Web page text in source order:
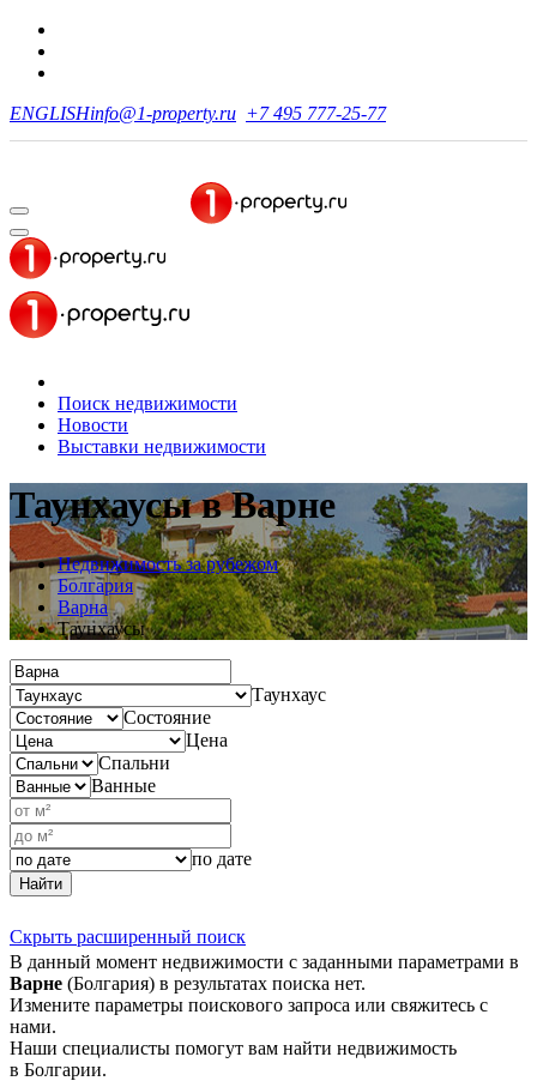
ENGLISHinfo@1-property.ru +7 495 777-25-77
Поиск недвижимости
Новости
Выставки недвижимости
Таунхаусыв Варне
Недвижимость за рубежом
Болгария
Варна
Таунхаусы
Таунхаус
Состояние
Цена
Спальни
Ванные
по дате
Найти
Скрыть расширенный поиск
В данный момент недвижимости с заданными параметрами в
Варне (Болгария) в результатах поиска нет.
Измените параметры поискового запроса или свяжитесь с
нами.
Наши специалисты помогут вам найти недвижимость
в Болгарии.